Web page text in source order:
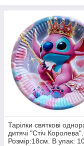
Тарілки святкові
дитячі "Стiч Королева".
Розмір:18см. В упак: